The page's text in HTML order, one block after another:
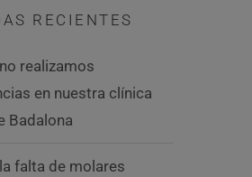
RECIENTES
realizamos
en nuestra clínica
Badalona
falta de molares